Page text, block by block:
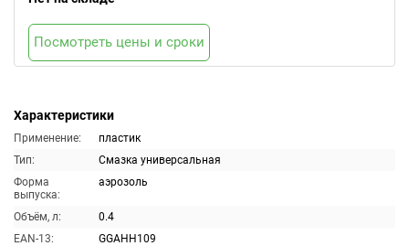
Характеристики
Применение:
пластик
Тип:
Смазка универсальная
Форма
выпуска:
аэрозоль
Объём, л:
0.4
EAN-13:
GGAHH109
Посмотреть цены и сроки